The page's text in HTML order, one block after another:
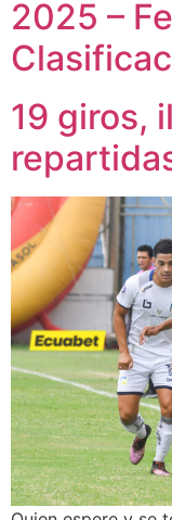
2025 –
19 giros,